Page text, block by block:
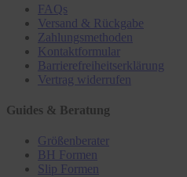
FAQs
Versand & Rückgabe
Zahlungsmethoden
Kontaktformular
Barrierefreiheitserklärung
Vertrag widerrufen
Guides & Beratung
Größenberater
BH Formen
Slip Formen